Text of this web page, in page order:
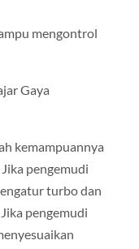
mengontrol
Gaya
kemampuannya
pengemudi
turbo dan
pengemudi